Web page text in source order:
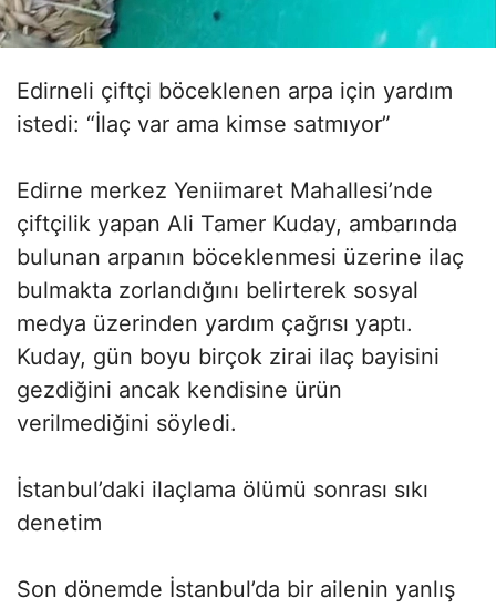
Edirneli çiftçi böceklenen arpa için yardım
istedi: “İlaç var ama kimse satmıyor”
Edirne merkez Yeniimaret Mahallesi’nde
çiftçilik yapan Ali Tamer Kuday, ambarında
bulunan arpanın böceklenmesi üzerine ilaç
bulmakta zorlandığını belirterek sosyal
medya üzerinden yardım çağrısı yaptı.
Kuday, gün boyu birçok zirai ilaç bayisini
gezdiğini ancak kendisine ürün
verilmediğini söyledi.
İstanbul’daki ilaçlama ölümü sonrası sıkı
denetim
Son dönemde İstanbul’da bir ailenin yanlış